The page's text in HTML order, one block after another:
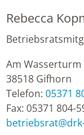
Rebecca
Am Wasserturm
38518 Gifhorn
Telefon: 05371
Fax: 05371 804-
betriebsrat@